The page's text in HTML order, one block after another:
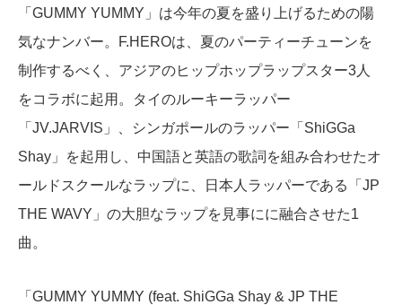
「GUMMY YUMMY」は今年の夏を盛り上げるための陽
気なナンバー。F.HEROは、夏のパーティーチューンを
制作するべく、アジアのヒップホップラップスター3人
をコラボに起用。タイのルーキーラッパー
「JV.JARVIS」、シンガポールのラッパー「ShiGGa
Shay」を起用し、中国語と英語の歌詞を組み合わせたオ
ールドスクールなラップに、日本人ラッパーである「JP
THE WAVY」の大胆なラップを見事にに融合させた1
曲。
「GUMMY YUMMY (feat. ShiGGa Shay & JP THE